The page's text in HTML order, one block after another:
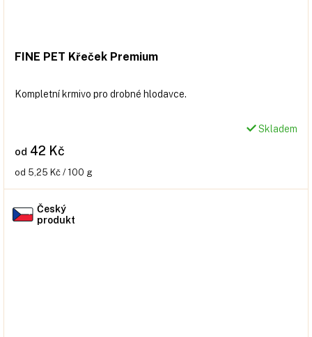
FINE PET Křeček Premium
od 42 Kč
Měrná
od 5,25 Kč / 100 g
Kompletní krmivo pro drobné hlodavce.
Skladem
Český
produkt